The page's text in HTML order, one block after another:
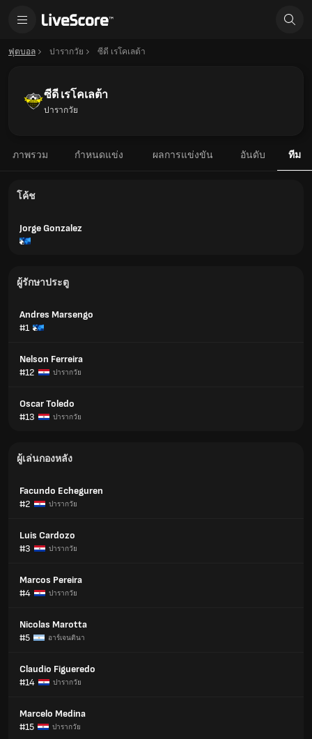
ฟุตบอล ปารากวัย ซีดี เรโคเลต้า
ซีดี เรโคเลต้า
ปารากวัย
ภาพรวม กำหนดแข่ง ผลการแข่งขัน อันดับ ทีม
โค้ช
Jorge Gonzalez
ผู้รักษาประตู
Andres Marsengo
#1
Nelson Ferreira
#12
ปารากวัย
Oscar Toledo
#13
ปารากวัย
ผู้เล่นกองหลัง
Facundo Echeguren
#2
ปารากวัย
Luis Cardozo
#3
ปารากวัย
Marcos Pereira
#4
ปารากวัย
Nicolas Marotta
#5
อาร์เจนตินา
Claudio Figueredo
#14
ปารากวัย
Marcelo Medina
#15
ปารากวัย